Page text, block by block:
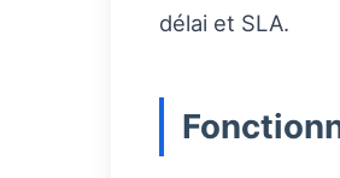
délai et SLA.